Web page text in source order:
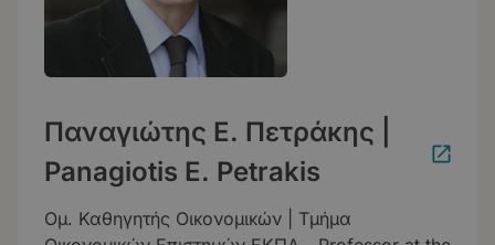
Παναγιώτης Ε. Πετράκης |
Panagiotis E. Petrakis
Ομ. Καθηγητής Οικονομικών | Τμήμα